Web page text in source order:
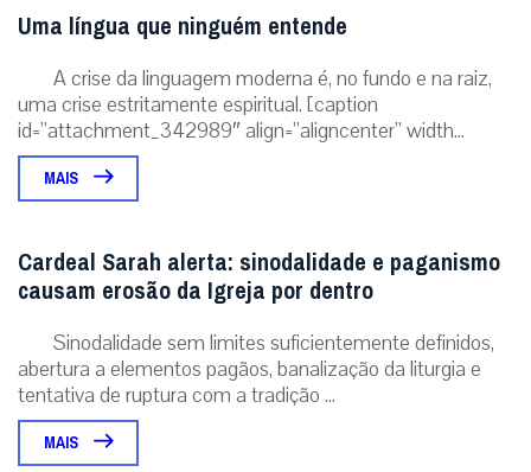
Uma língua que ninguém entende
A crise da linguagem moderna é, no fundo e na raiz,
uma crise estritamente espiritual. [caption
id=”attachment_342989″ align=”aligncenter” width...
MAIS
Cardeal Sarah alerta: sinodalidade e paganismo
causam erosão da Igreja por dentro
Sinodalidade sem limites suficientemente definidos,
abertura a elementos pagãos, banalização da liturgia e
tentativa de ruptura com a tradição ...
MAIS